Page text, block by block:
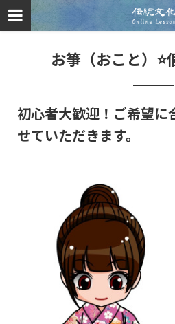
お箏（おこと）⭐️
初心者大歓迎！ご希望に
せていただきます。